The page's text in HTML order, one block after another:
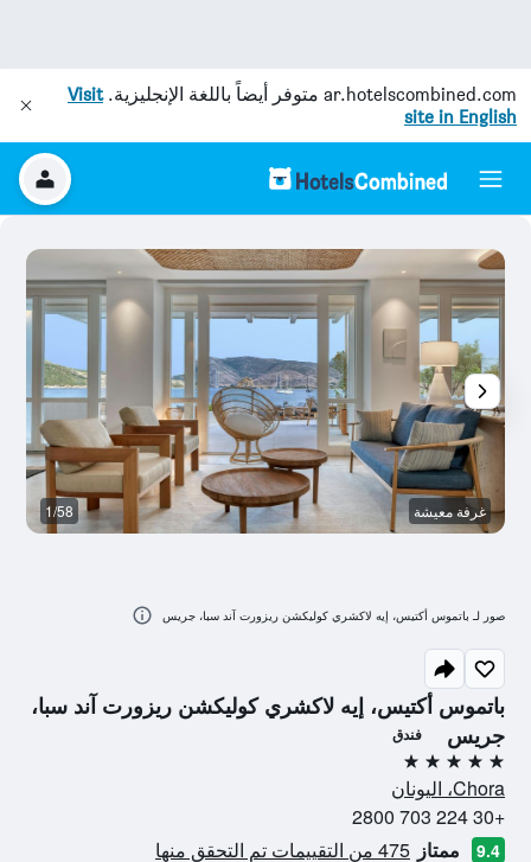
ar.hotelscombined.com متوفر أيضاً باللغة الإنجليزية.Visit
site in English
باتموس أكتيس، إيه لاكشري كوليكشن ريزورت آند سبا،
جريس
فندق
5 نجوم
Chora، اليونان
+30 224 703 2800
9.4 ممتاز 475 من التقييمات تم التحقق منها
غرفة معيشة 1/58
صور لـ باتموس أكتيس، إيه لاكشري كوليكشن ريزورت آند سبا، جريس